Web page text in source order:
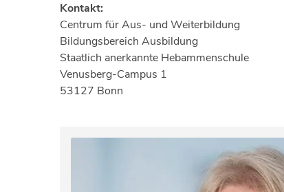
Kontakt:
Centrum für Aus- und Weiterbildung
Bildungsbereich Ausbildung
Staatlich anerkannte Hebammenschule
Venusberg-Campus 1
53127 Bonn